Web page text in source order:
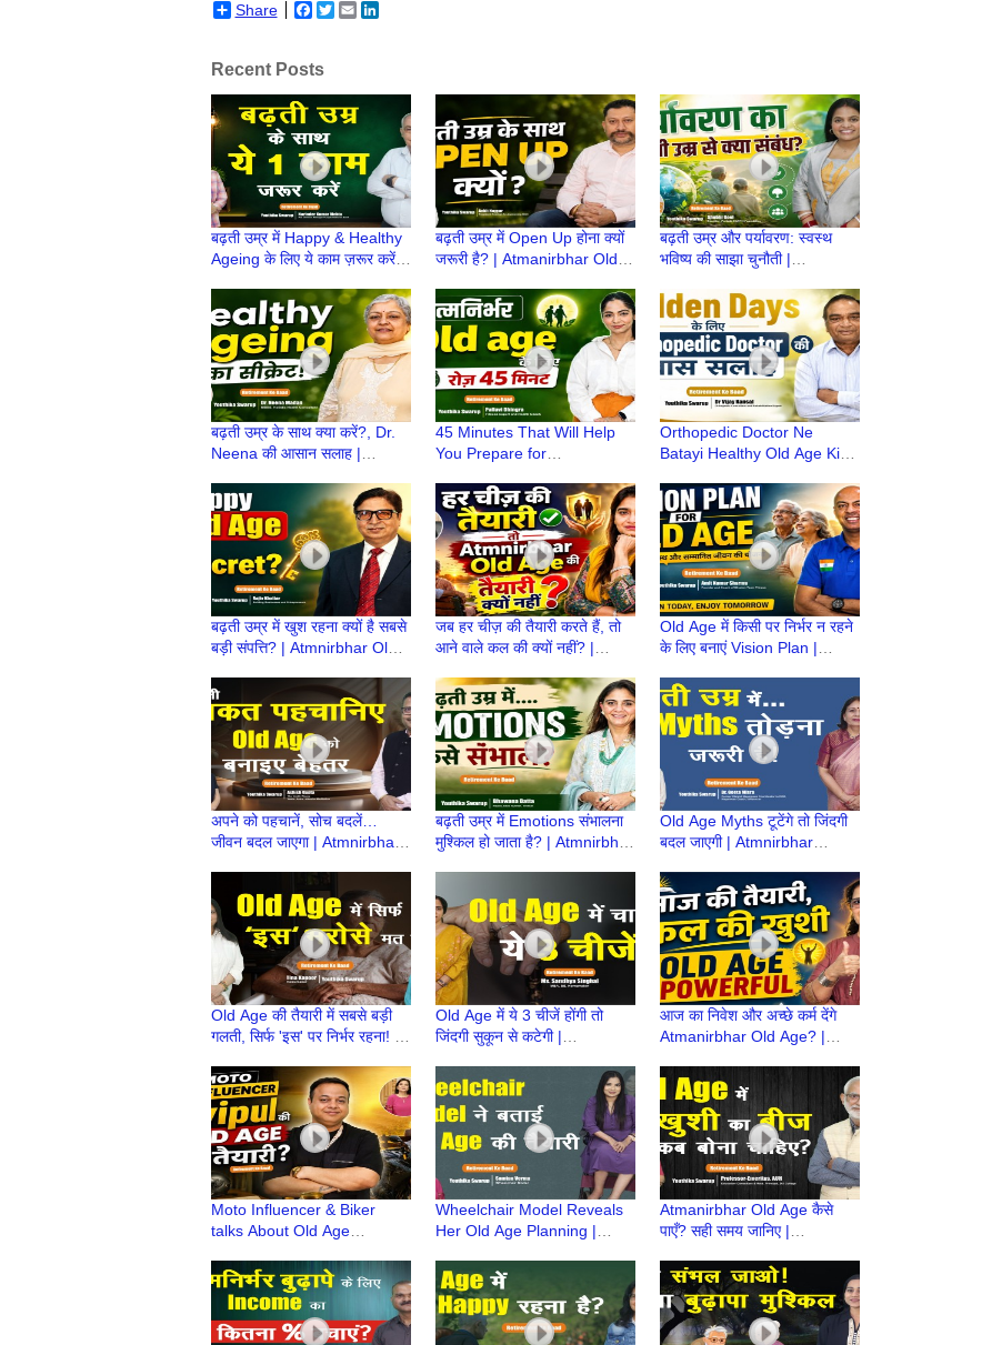
Share Facebook
TwitterEmail
Recent Posts
बढ़ती उम्र में Happy & Healthy
Ageing के लिए ये काम ज़रूर करें! |
बढ़ती उम्र में Open Up होना क्यों
जरूरी है? | Atmanirbhar Old
ke Baad
बढ़ती उम्र और पर्यावरण: स्वस्थ
भविष्य की साझा चुनौती |
Retirement life
बढ़ती उम्र के साथ क्या करें?, Dr.
Neena की आसान सलाह |
Retirement life
45 Minutes That Will Help
You Prepare for
Retirehone ke Baad |
Retirement life
Orthopedic Doctor Ne
Batayi Healthy Old Age Ki
की तैयारी |Retirement life
बढ़ती उम्र में खुश रहना क्यों है सबसे
बड़ी संपत्ति? | Atmnirbhar Old
जब हर चीज़ की तैयारी करते हैं, तो
आने वाले कल की क्यों नहीं? |
Old Age में किसी पर निर्भर न रहने
के लिए बनाएं Vision Plan |
|Retire
अपने को पहचानें, सोच बदलें…
जीवन बदल जाएगा | Atmnirbhar
Retirement Ke Baad
बढ़ती उम्र में Emotions संभालना
मुश्किल हो जाता है? | Atmnirbhar
Old Age Myths टूटेंगे तो जिंदगी
बदल जाएगी | Atmnirbhar
Ke Baad
Old Age की तैयारी में सबसे बड़ी
गलती, सिर्फ 'इस' पर निर्भर रहना! |
Old Age में ये 3 चीजें होंगी तो
जिंदगी सुकून से कटेगी |
Retirement Ke Baad
आज का निवेश और अच्छे कर्म देंगे
Atmanirbhar Old Age? |
| Retirement Ke Baad
Moto Influencer & Biker
talks About Old Age
Age की तैयारी | Retirement Ke
Baad
Wheelchair Model Reveals
Her Old Age Planning |
| Retirement Ke Baad
Atmanirbhar Old Age कैसे
पाएँ? सही समय जानिए |
| Retirement Ke Baad